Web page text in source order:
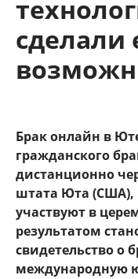
сделали
Брак онлайн в
гражданского
дистанционно
штата Юта (США),
участвуют в
результатом
свидетельство о
международную